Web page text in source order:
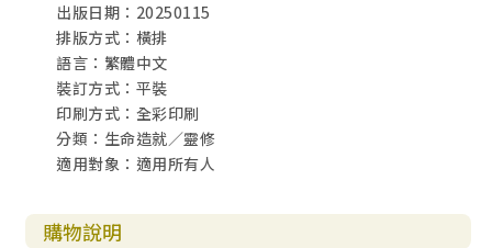
出版日期：20250115
排版方式：橫排
語言：繁體中文
裝訂方式：平裝
印刷方式：全彩印刷
分類：生命造就／靈修
適用對象：適用所有人
購物說明